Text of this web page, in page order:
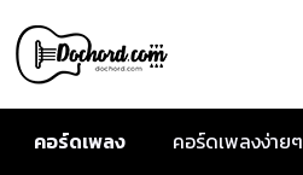
คอร์ดเพลง คอร์ดเพลงง่ายๆ